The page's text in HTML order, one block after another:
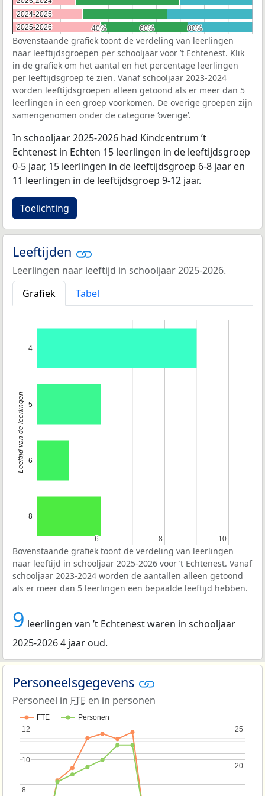
40%
40% 60%
60% 80%
80%
2024-2025
2024-2025
2025-2026
2025-2026
Bovenstaande grafiek toont de verdeling van leerlingen
naar leeftijdsgroepen per schooljaar voor ’t Echtenest. Klik
in de grafiek om het aantal en het percentage leerlingen
per leeftijdsgroep te zien. Vanaf schooljaar 2023-2024
worden leeftijdsgroepen alleen getoond als er meer dan 5
leerlingen in een groep voorkomen. De overige groepen zijn
samengenomen onder de categorie ‘overige’.
In schooljaar 2025-2026 had Kindcentrum ’t
Echtenest in Echten 15 leerlingen in de leeftijdsgroep
0-5 jaar, 15 leerlingen in de leeftijdsgroep 6-8 jaar en
11 leerlingen in de leeftijdsgroep 9-12 jaar.
Toelichting
Leeftijden
Leerlingen naar leeftijd in schooljaar 2025-2026.
Grafiek
Tabel
6
6 8
8 10
10
4
5
6
8
Leeftijd van de leerlingen
Bovenstaande grafiek toont de verdeling van leerlingen
naar leeftijd in schooljaar 2025-2026 voor ’t Echtenest. Vanaf
schooljaar 2023-2024 worden de aantallen alleen getoond
als er meer dan 5 leerlingen een bepaalde leeftijd hebben.
9 leerlingen van ’t Echtenest waren in schooljaar
2025-2026 4 jaar oud.
Personeelsgegevens
Personeel in FTE en in personen
FTE Personen
8
8
10
10
12
12
20
20
25
25